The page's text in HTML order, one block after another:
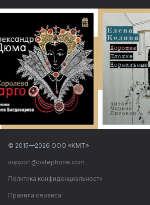
© 2015—2026 ООО «КМТ»
support@patephone.com
Политика конфиденциальности
Правила сервиса